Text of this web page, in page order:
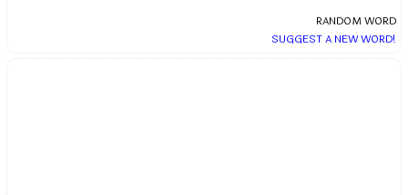
RANDOM WORD
SUGGEST A NEW WORD!